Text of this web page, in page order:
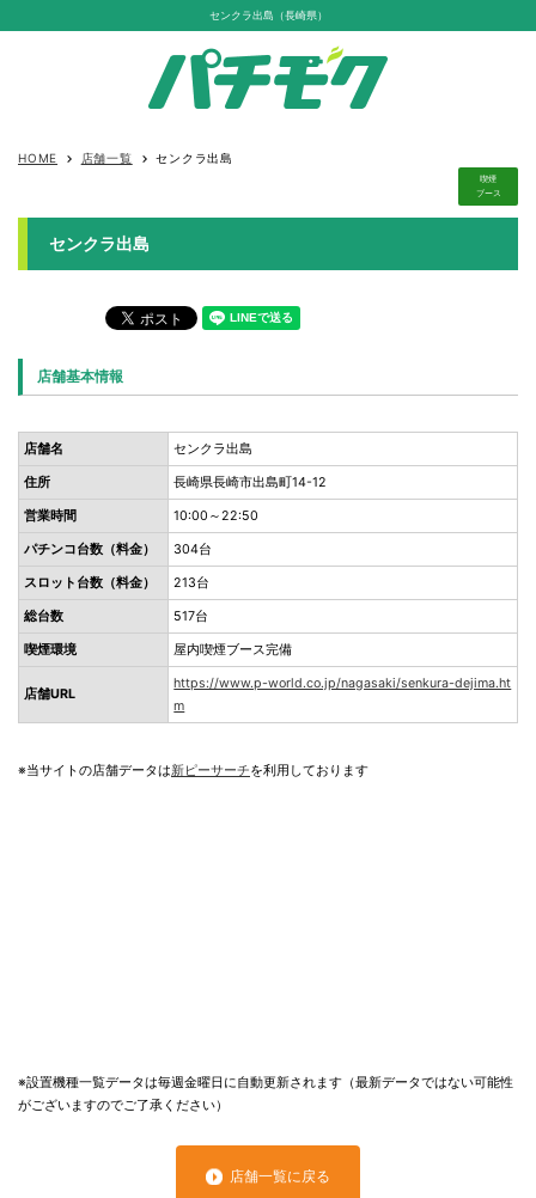
センクラ出島（長崎県）
HOME keyboard_arrow_right 店舗一覧 keyboard_arrow_right センクラ出島
喫煙
ブース
センクラ出島
店舗基本情報
店舗名 センクラ出島
住所 長崎県長崎市出島町14-12
営業時間 10:00～22:50
パチンコ台数（料金） 304台
スロット台数（料金） 213台
総台数 517台
喫煙環境 屋内喫煙ブース完備
店舗URL
https://www.p-world.co.jp/nagasaki/senkura-dejima.ht
m
※当サイトの店舗データは新ピーサーチを利用しております
※設置機種一覧データは毎週金曜日に自動更新されます（最新データではない可能性
がございますのでご了承ください）
店舗一覧に戻る